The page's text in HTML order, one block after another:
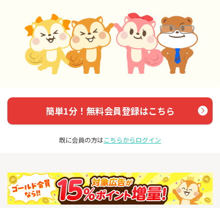
簡単1分！無料会員登録はこちら
既に会員の方はこちらからログイン